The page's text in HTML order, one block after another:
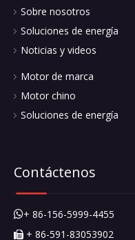
Sobre nosotros
Soluciones de energía
Noticias y videos
Motor de marca
Motor chino
Soluciones de energía
Contáctenos
+ 86-156-5999-4455
 + 86-591-83053902